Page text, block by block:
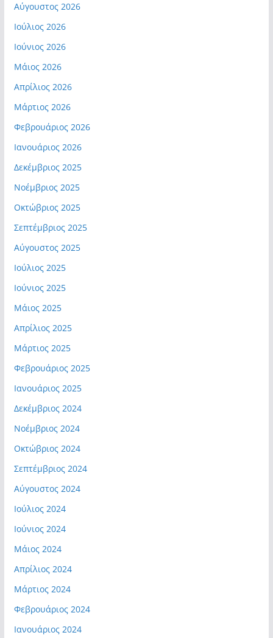
Αύγουστος 2026
Ιούλιος 2026
Ιούνιος 2026
Μάιος 2026
Απρίλιος 2026
Μάρτιος 2026
Φεβρουάριος 2026
Ιανουάριος 2026
Δεκέμβριος 2025
Νοέμβριος 2025
Οκτώβριος 2025
Σεπτέμβριος 2025
Αύγουστος 2025
Ιούλιος 2025
Ιούνιος 2025
Μάιος 2025
Απρίλιος 2025
Μάρτιος 2025
Φεβρουάριος 2025
Ιανουάριος 2025
Δεκέμβριος 2024
Νοέμβριος 2024
Οκτώβριος 2024
Σεπτέμβριος 2024
Αύγουστος 2024
Ιούλιος 2024
Ιούνιος 2024
Μάιος 2024
Απρίλιος 2024
Μάρτιος 2024
Φεβρουάριος 2024
Ιανουάριος 2024